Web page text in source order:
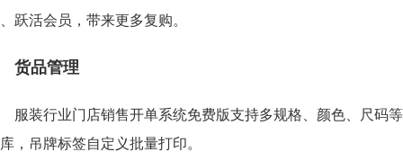
跃活会员，带来更多复购。
货品管理
服装行业门店销售开单系统免费版支持多规格、颜色、尺码
，吊牌标签自定义批量打印。